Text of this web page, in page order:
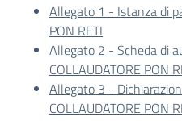
Allegato 1 - Istanza di
PON RETI
Allegato 2 - Scheda di
COLLAUDATORE PON
Allegato 3 -
COLLAUDATORE PON